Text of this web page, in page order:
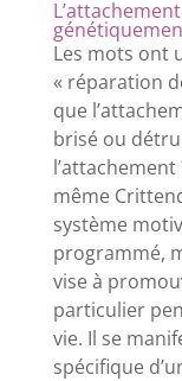
Les mots ont
« réparation
que
brisé ou
même
système
programmé,
vise à
particulier
vie. Il se
spécifique